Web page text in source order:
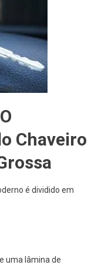
Chaveiro
é dividido em
uma lâmina de